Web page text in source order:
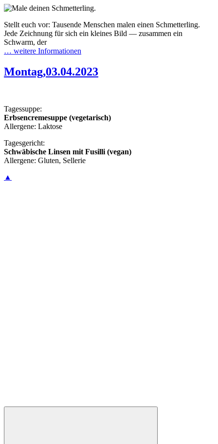
Stellt euch vor: Tausende Menschen malen einen Schmetterling.
Jede Zeichnung für sich ein kleines Bild — zusammen ein
Schwarm, der
… weitere Informationen
Montag,03.04.2023
Tagessuppe:
Erbsencremesuppe (vegetarisch)
Allergene: Laktose
Tagesgericht:
Schwäbische Linsen mit Fusilli (vegan)
Allergene: Gluten, Sellerie
▲